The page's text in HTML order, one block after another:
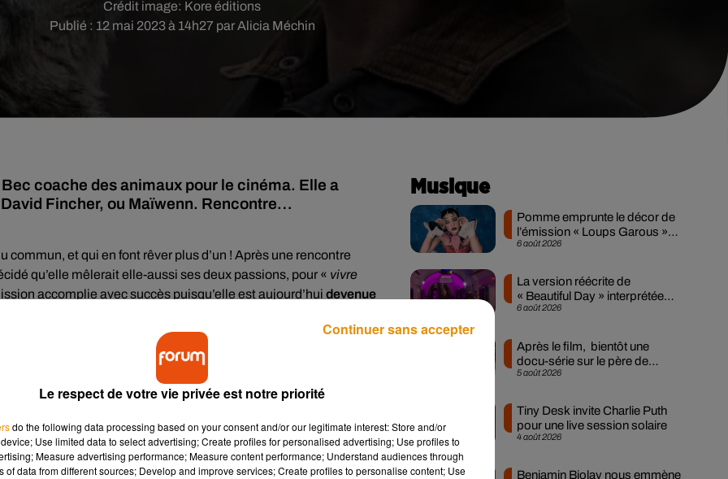
Publié : 12 mai 2023 à 14h27 par Alicia Méchin
Crédit image: Kore éditions
coache des animaux pour le cinéma. Elle a
Fincher, ou Maïwenn. Rencontre…
et qui en font rêver plus d’un ! Après une rencontre
qu’elle mêlerait elle-aussi ses deux passions, pour « vivre
accomplie avec succès puisqu’elle est aujourd’hui devenue
actif, avec en moyenne, 10 longs métrages par an.
qui accompagne ses animaux sur les tournages, de la
propre rôle face à la caméra.
elle consiste à les accompagner et les amener à une
que quand ils voient des caméras, ils sont en première ligne en
devenu quelque chose de positif».
armée d’animaliers confirmés, «qui sont tous dans la même
Musique
6 août 2026
Pomme emprunte le décor de
l’émission « Loups Garous »
pour son...
6 août 2026
La version réécrite de
« Beautiful Day » interprétée
lors des...
5 août 2026
Après le film, bientôt une
docu-série sur le père de
Michael Jackson
4 août 2026
Tiny Desk invite Charlie Puth
pour une live session solaire
Benjamin Biolay nous emmène
Le respect de votre vie privée est notre priorité
do the following data processing based on your consent and/or our legitimate interest: Store and/or
Use limited data to select advertising; Create profiles for personalised advertising; Use profiles to
Measure advertising performance; Measure content performance; Understand audiences through
of data from different sources; Develop and improve services; Create profiles to personalise content; Use
Continuer sans accepter